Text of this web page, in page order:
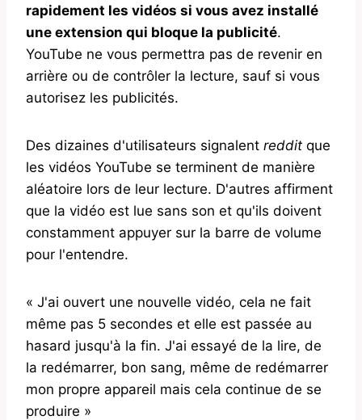
rapidement les vidéos si vous avez installé
une extension qui bloque la publicité.
YouTube ne vous permettra pas de revenir en
arrière ou de contrôler la lecture, sauf si vous
autorisez les publicités.
Des dizaines d'utilisateurs signalent reddit que
les vidéos YouTube se terminent de manière
aléatoire lors de leur lecture. D'autres affirment
que la vidéo est lue sans son et qu'ils doivent
constamment appuyer sur la barre de volume
pour l'entendre.
« J'ai ouvert une nouvelle vidéo, cela ne fait
même pas 5 secondes et elle est passée au
hasard jusqu'à la fin. J'ai essayé de la lire, de
la redémarrer, bon sang, même de redémarrer
mon propre appareil mais cela continue de se
produire »